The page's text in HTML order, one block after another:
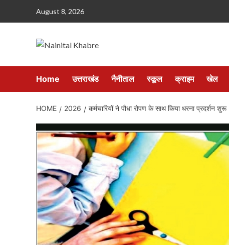
August 8, 2026
Home उत्तराखंड नैनीताल स्कूल क्राइम खेल
HOME 2026 कर्मचारियों ने पौधा रोपण के साथ किया धरना प्रदर्शन शुरू